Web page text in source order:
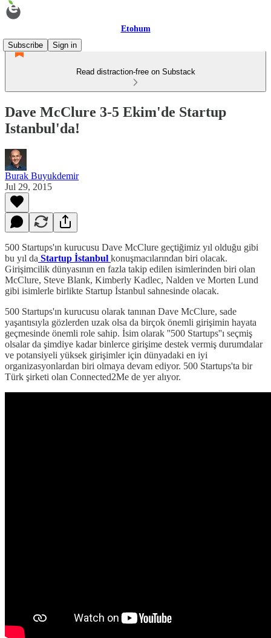
Etohum
Subscribe
Sign in
Read distraction-free on Substack
Dave McClure 3-5 Ekim'de Startup
Istanbul'da!
Burak Buyukdemir
Jul 29, 2015
500 Startups'ın kurucusu Dave McClure geçtiğimiz yıl olduğu gibi
bu yıl da Startup İstanbul konuşmacılarından biri olacak.
Girişimcilik dünyasının en fazla takip edilen isimlerinden biri olan
McClure, Steve Blank, Kimberly Kadlec, Nalden ve Morten Lund
gibi isimlerle birlikte Startup İstanbul sahnesinde olacak.
500 Startups'ın kurucusu olarak tanınan Dave McClure, sade
yaşantısıyla gözlerden uzak olsa da birçok önemli girişimin hayata
geçmesinde önemli role sahip. İsim olarak ''500 Startups''ı seçmiş
olsalar da şimdiye kadar binlerce girişime destek vermiş durumdalar
ve potansiyeli yüksek girişimler için dünyadaki en iyi
organizasyonlardan biri olmaya devam ediyor. 500 Startups'ta bir
Türk şirketi olan Connected2Me de yer alıyor.